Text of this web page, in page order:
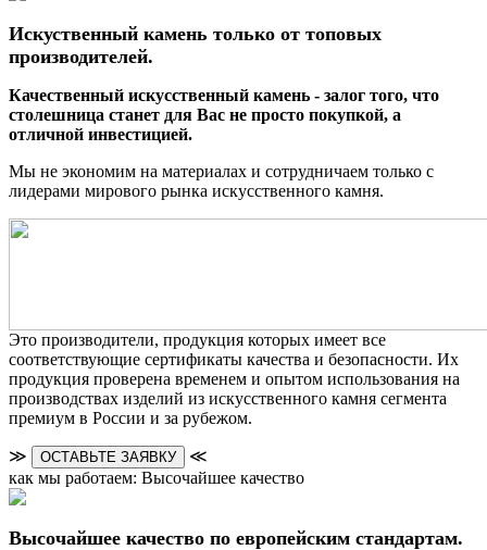
Искуственный камень только от топовых
производителей.
Качественный искусственный камень - залог того, что
столешница станет для Вас не просто покупкой, а
отличной инвестицией.
Мы не экономим на материалах и сотрудничаем только с
лидерами мирового рынка искусственного камня.
Это производители, продукция которых имеет все
соответствующие сертификаты качества и безопасности. Их
продукция проверена временем и опытом использования на
производствах изделий из искусственного камня сегмента
премиум в России и за рубежом.
≫ ОСТАВЬТЕ ЗАЯВКУ
≪
как мы работаем: Высочайшее качество
Высочайшее качество по европейским стандартам.